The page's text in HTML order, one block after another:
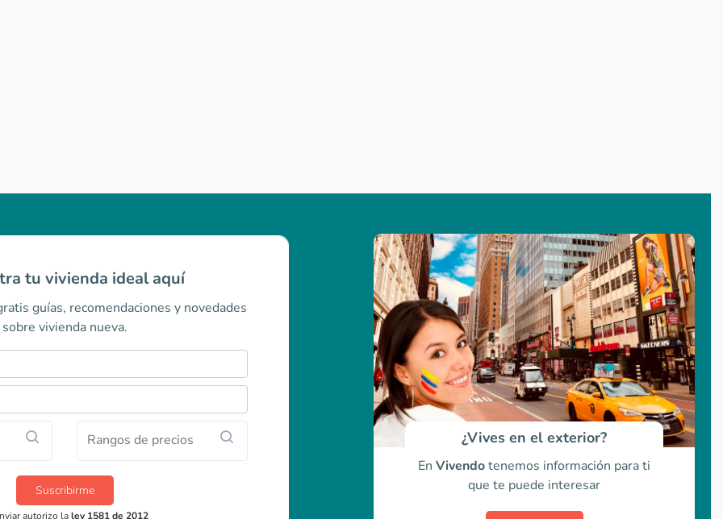
tu vivienda ideal aquí
guías, recomendaciones y novedades
sobre vivienda nueva.
Rangos de precios
Suscribirme
autorizo laley 1581 de 2012
¿Vives en el exterior?
En Vivendotenemos información para ti
que te puede interesar